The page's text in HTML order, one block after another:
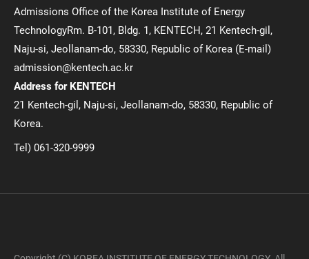
Admissions Office of the Korea Institute of Energy
TechnologyRm. B-101, Bldg. 1, KENTECH, 21 Kentech-gil,
Naju-si, Jeollanam-do, 58330, Republic of Korea (E-mail)
admission@kentech.ac.kr
Address for KENTECH
21 Kentech-gil, Naju-si, Jeollanam-do, 58330, Republic of
Korea.
Tel) 061-320-9999